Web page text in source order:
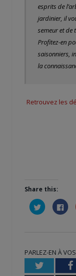
esprits de
jardinier, il
semeur et de
Profitez-en
saisonniers,
la
Retrouvez les
Share this:
Cliquez
pour
partager
fenêtre)
PARLEZ-EN À
Twitter